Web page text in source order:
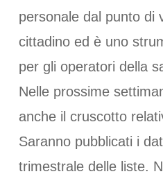
personale dal punto di
cittadino ed è uno
per gli operatori della
Nelle prossime
anche il cruscotto
Saranno pubblicati i
trimestrale delle liste.